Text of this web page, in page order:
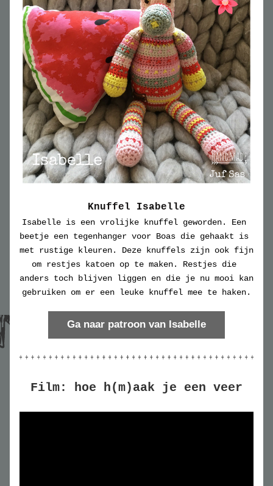
Knuffel Isabelle
Isabelle is een vrolijke knuffel geworden. Een
beetje een tegenhanger voor Boas die gehaakt is
met rustige kleuren. Deze knuffels zijn ook fijn
om restjes katoen op te maken. Restjes die
anders toch blijven liggen en die je nu mooi kan
gebruiken om er een leuke knuffel mee te haken.
Ga naar patroon van Isabelle
Film: hoe h(m)aak je een veer